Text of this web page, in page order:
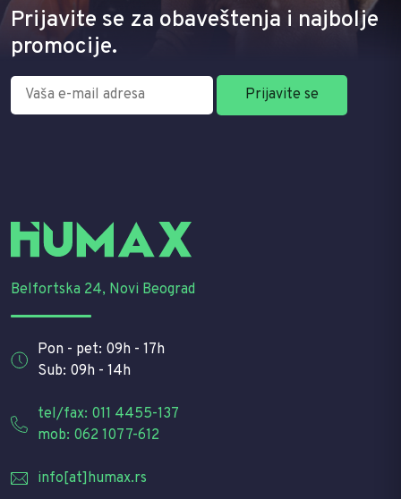
Prijavite se za obaveštenja i najbolje
promocije.
Belfortska 24, Novi Beograd
Pon - pet: 09h - 17h
Sub: 09h - 14h
tel/fax: 011 4455-137
mob: 062 1077-612
info[at]humax.rs